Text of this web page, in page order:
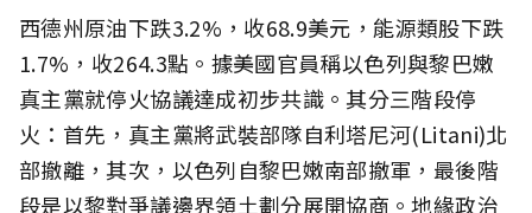
西德州原油下跌3.2%，收68.9美元，能源類股下跌
1.7%，收264.3點。據美國官員稱以色列與黎巴嫩
真主黨就停火協議達成初步共識。其分三階段停
火：首先，真主黨將武裝部隊自利塔尼河(Litani)北
部撤離，其次，以色列自黎巴嫩南部撤軍，最後階
段是以黎對爭議邊界領土劃分展開協商。地緣政治